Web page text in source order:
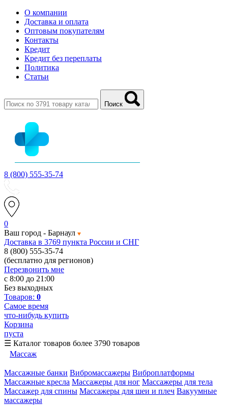
О компании
Доставка и оплата
Оптовым покупателям
Контакты
Кредит
Кредит без переплаты
Политика
Статьи
Поиск
8 (800) 555-35-74
0
Ваш город - Барнаул
Доставка в 3769 пункта России и СНГ
8 (800) 555-35-74
(бесплатно для регионов)
Перезвонить мне
с 8:00 до 21:00
Без выходных
Товаров: 0
Самое время
что-нибудь купить
Корзина
пуста
☰ Каталог товаров более 3790 товаров
Массаж
Массажные банки Вибромассажеры Виброплатформы
Массажные кресла Массажеры для ног Массажеры для тела
Массажер для спины Массажеры для шеи и плеч Вакуумные
массажеры